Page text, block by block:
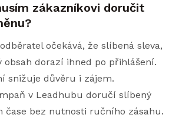
zákazníkovi doručit
očekává, že slíbená sleva,
obsah dorazí ihned po přihlášení.
snižuje důvěru i zájem.
v Leadhubu doručí slíbený
čase bez nutnosti ručního zásahu.